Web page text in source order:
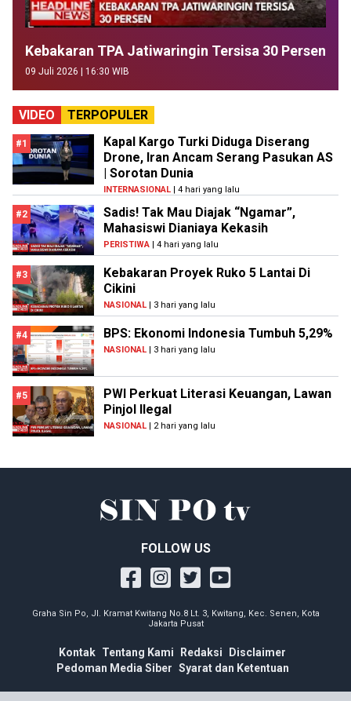
Kebakaran TPA Jatiwaringin Tersisa 30 Persen
09 Juli 2026 | 16:30 WIB
VIDEO TERPOPULER
#1
Kapal Kargo Turki Diduga Diserang
Drone, Iran Ancam Serang Pasukan AS
| Sorotan Dunia
INTERNASIONAL | 4 hari yang lalu
#2
Sadis! Tak Mau Diajak “Ngamar”,
Mahasiswi Dianiaya Kekasih
PERISTIWA | 4 hari yang lalu
#3
Kebakaran Proyek Ruko 5 Lantai Di
Cikini
NASIONAL | 3 hari yang lalu
#4 BPS: Ekonomi Indonesia Tumbuh 5,29%
NASIONAL | 3 hari yang lalu
#5
PWI Perkuat Literasi Keuangan, Lawan
Pinjol Ilegal
NASIONAL | 2 hari yang lalu
FOLLOW US
Graha Sin Po, Jl. Kramat Kwitang No.8 Lt. 3, Kwitang, Kec. Senen, Kota
Jakarta Pusat
Kontak Tentang Kami Redaksi
Disclaimer
Pedoman Media Siber Syarat dan Ketentuan